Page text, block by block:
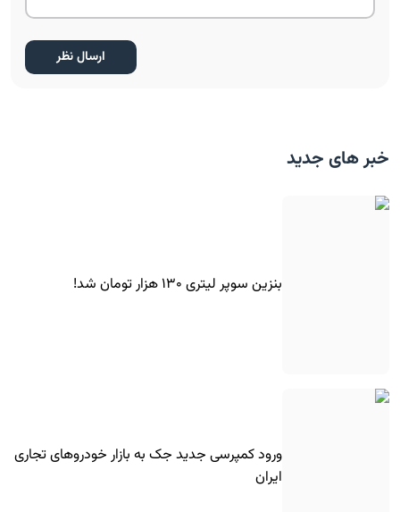
خبر های جدید
بنزین سوپر لیتری ۱۳۰ هزار تومان شد!
ورود کمپرسی جدید جک به بازار خودروهای تجاری
ایران